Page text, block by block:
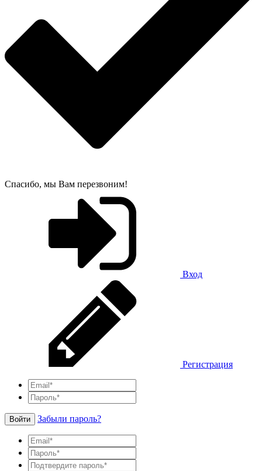
Спасибо, мы Вам перезвоним!
Вход
Регистрация
Войти Забыли пароль?